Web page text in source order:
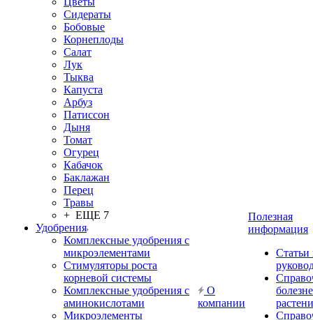
Сидераты
Бобовые
Корнеплоды
Салат
Лук
Тыква
Капуста
Арбуз
Патиссон
Дыня
Томат
Огурец
Кабачок
Баклажан
Перец
Травы
+ ЕЩЕ 7
Удобрения
Комплексные удобрения с
микроэлементами
Стимуляторы роста
корневой системы
Комплексные удобрения с
аминокислотами
Микроэлементы
О
компании
Полезная
информация
Статьи